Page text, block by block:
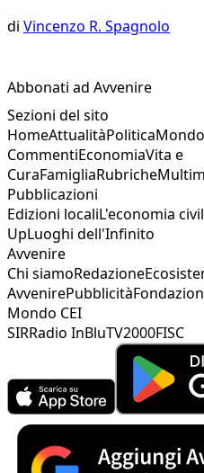
di Vincenzo R. Spagnolo
Abbonati ad Avvenire
Sezioni del sito
HomeAttualitàPoliticaMondo
CommentiEconomiaVita e
CuraFamigliaRubriche
Pubblicazioni
Edizioni localiL'economia
UpLuoghi dell'Infinito
Avvenire
Chi siamoRedazione
AvvenirePubblicità
Mondo CEI
SIRRadio InBluTV2000FISC